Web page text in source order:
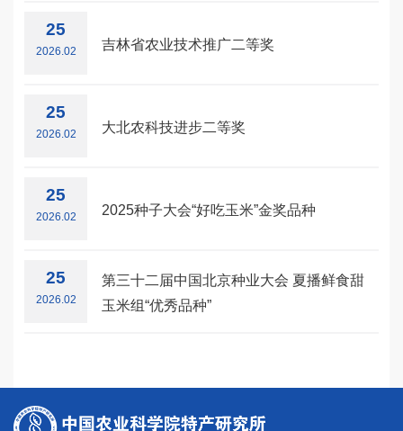
25
2026.02 吉林省农业技术推广二等奖
25
2026.02 大北农科技进步二等奖
25
2026.02 2025种子大会“好吃玉米”金奖品种
25
2026.02
第三十二届中国北京种业大会 夏播鲜食甜
玉米组“优秀品种”